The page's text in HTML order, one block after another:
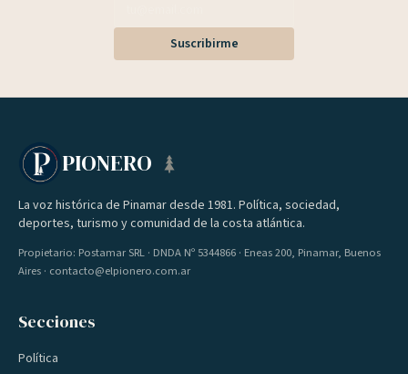
Suscribirme
PIONERO
La voz histórica de Pinamar desde 1981. Política, sociedad,
deportes, turismo y comunidad de la costa atlántica.
Propietario: Postamar SRL · DNDA Nº 5344866 · Eneas 200, Pinamar, Buenos
Aires · contacto@elpionero.com.ar
Secciones
Política